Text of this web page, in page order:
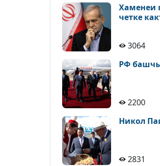
Хаменеи
четке
3064
РФ
2200
Никол
2831